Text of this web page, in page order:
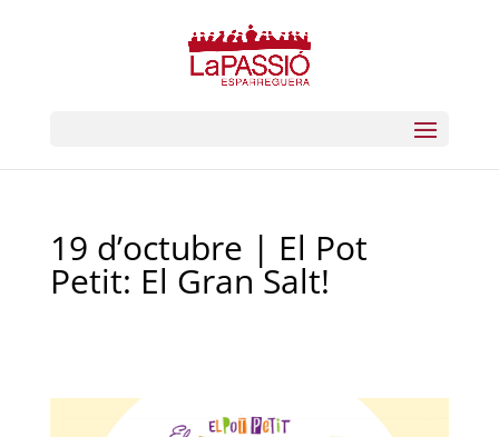
19 d’octubre | El Pot
Petit: El Gran Salt!